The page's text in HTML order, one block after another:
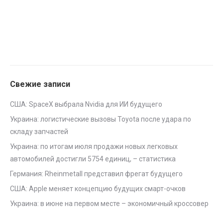
Свежие записи
США: SpaceX выбрала Nvidia для ИИ будущего
Украина: логистические вызовы Toyota после удара по
складу запчастей
Украина: по итогам июля продажи новых легковых
автомобилей достигли 5754 единиц, – статистика
Германия: Rheinmetall представил фрегат будущего
США: Apple меняет концепцию будущих смарт-очков
Украина: в июне на первом месте – экономичный кроссовер